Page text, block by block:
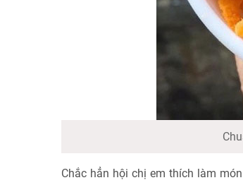
Chắc hẳn hội chị em thích làm